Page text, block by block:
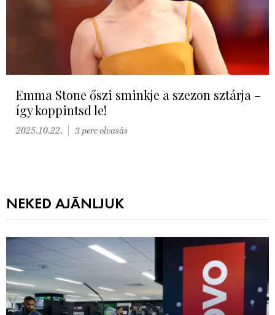
Emma Stone őszi sminkje a szezon sztárja –
így koppintsd le!
2025.10.22. 3 perc olvasás
NEKED AJÁNLJUK